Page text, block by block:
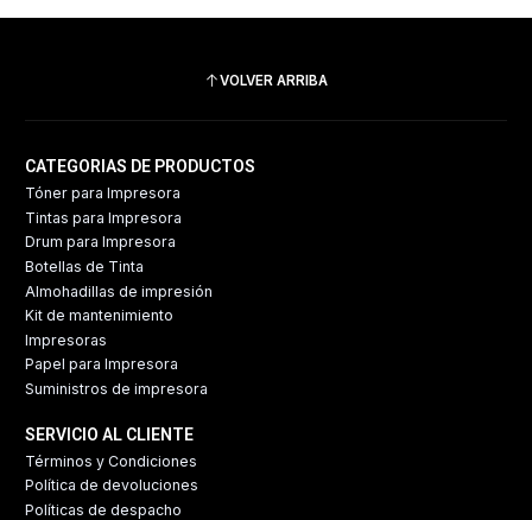
VOLVER ARRIBA
CATEGORIAS DE PRODUCTOS
Tóner para Impresora
Tintas para Impresora
Drum para Impresora
Botellas de Tinta
Almohadillas de impresión
Kit de mantenimiento
Impresoras
Papel para Impresora
Suministros de impresora
SERVICIO AL CLIENTE
Términos y Condiciones
Política de devoluciones
Políticas de despacho